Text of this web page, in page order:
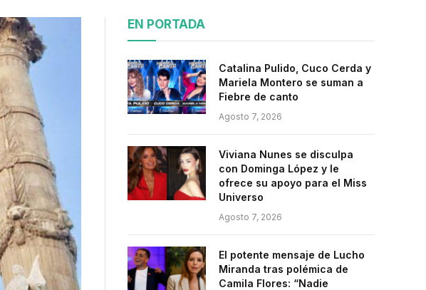
EN PORTADA
Catalina Pulido, Cuco Cerda y
Mariela Montero se suman a
Fiebre de canto
Agosto 7, 2026
Viviana Nunes se disculpa
con Dominga López y le
ofrece su apoyo para el Miss
Universo
Agosto 7, 2026
El potente mensaje de Lucho
Miranda tras polémica de
Camila Flores: “Nadie